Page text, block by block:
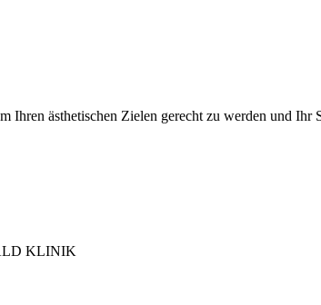
ästhetischen Zielen gerecht zu werden und Ihr
KLINIK